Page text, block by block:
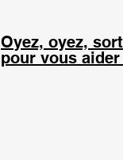
Oyez, oyez,
pour vous